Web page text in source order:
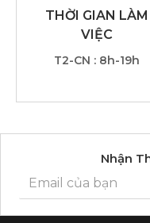
THỜI GIAN LÀM
VIỆC
T2-CN : 8h-19h
Nhận